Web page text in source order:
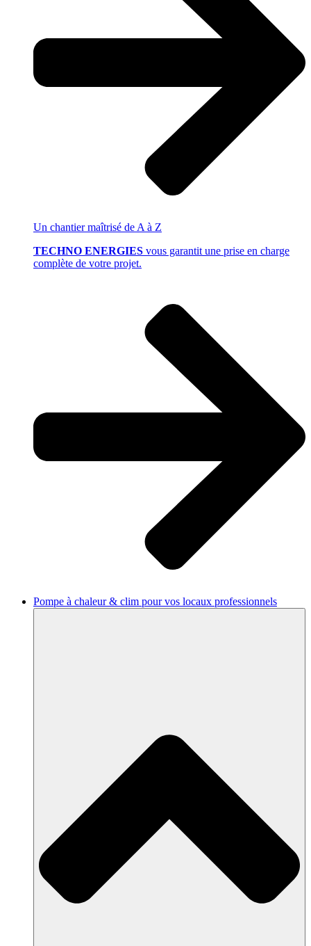
Un chantiermaîtrisé de A à Z
TECHNO ENERGIES vous garantit une prise en charge
complète de votre projet.
Pompe à chaleur & clim pour vos locaux professionnels